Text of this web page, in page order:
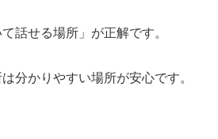
話せる場所」が正解です。
分かりやすい場所が安心です。